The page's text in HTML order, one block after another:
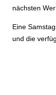
nächsten
Eine
und die